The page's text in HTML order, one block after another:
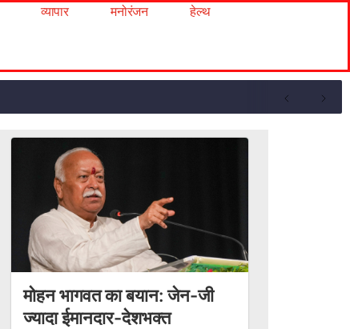
व्यापार मनोरंजन
हेल्थ
मोहन भागवत का बयान: जेन-जी
ज्यादा ईमानदार-देशभक्त